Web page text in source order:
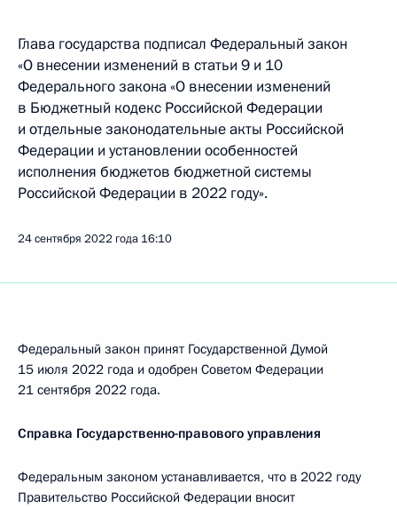
Глава государства подписал Федеральный закон
«О внесении изменений в статьи 9 и 10
Федерального закона «О внесении изменений
в Бюджетный кодекс Российской Федерации
и отдельные законодательные акты Российской
Федерации и установлении особенностей
исполнения бюджетов бюджетной системы
Российской Федерации в 2022 году».
24 сентября 2022 года 16:10
Федеральный закон принят Государственной Думой
15 июля 2022 года и одобрен Советом Федерации
21 сентября 2022 года.
Справка Государственно-правового управления
Федеральным законом устанавливается, что в 2022 году
Правительство Российской Федерации вносит